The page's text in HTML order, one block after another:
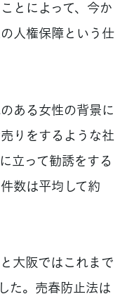
とによって、今か
人権保障という仕
ある女性の背景に
りをするような社
立って勧誘をする
数は平均して約
大阪ではこれまで
た。売春防止法は